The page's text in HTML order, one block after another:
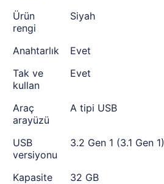
Ürün
rengi
Siyah
Anahtarlık
Evet
Tak ve
kullan
Evet
Araç
arayüzü
A tipi USB
USB
versiyonu
3.2 Gen 1 (3.1 Gen 1)
Kapasite
32 GB